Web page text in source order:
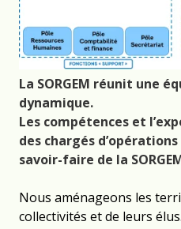
La SORGEM réunit une
dynamique.
Les compétences et
des chargés
savoir-faire de la
Nous aménageons les
collectivités et de leurs élus.